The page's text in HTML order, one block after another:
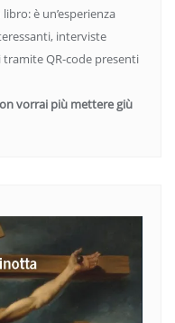
è un’esperienza
interviste
QR-code presenti
vorrai più mettere giù